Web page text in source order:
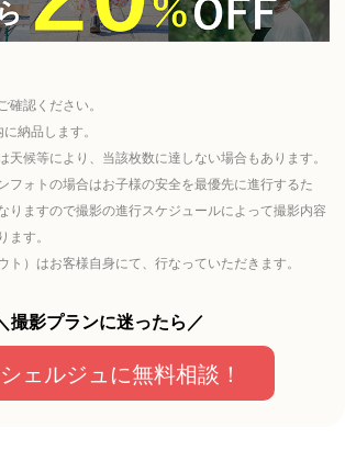
確認ください。
納品します。
天候等により、当該枚数に達しない場合もあります。
フォトの場合はお子様の安全を最優先に進行するた
りますので撮影の進行スケジュールによって撮影内容
す。
ト）はお客様自身にて、行なっていただきます。
撮影プランに迷ったら／
ェルジュに無料相談！